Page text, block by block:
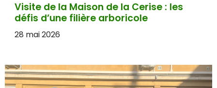
Visite de la Maison de la Cerise : les
défis d’une filière arboricole
28 mai 2026